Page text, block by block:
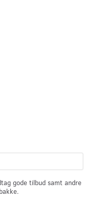
gode tilbud samt andre